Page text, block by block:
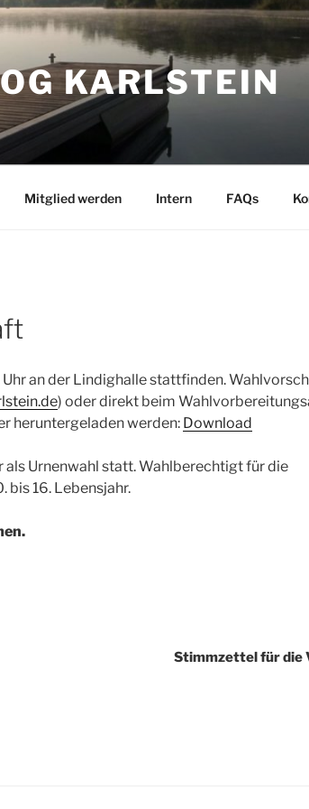
KARLSTEIN
Mitglied werden Intern FAQs
an der Lindighalle stattfinden.
) oder direkt beim
heruntergeladen werden: Download
als Urnenwahl statt. Wahlberechtigt für die
16. Lebensjahr.
Stimmzettel für die